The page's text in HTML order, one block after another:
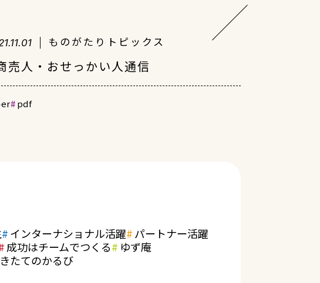
ものがたりトピックス
売人・おせっかい人通信
pdf
インターナショナル活躍
パートナー活躍
成功はチームでつくる
ゆず庵
たてのかるび